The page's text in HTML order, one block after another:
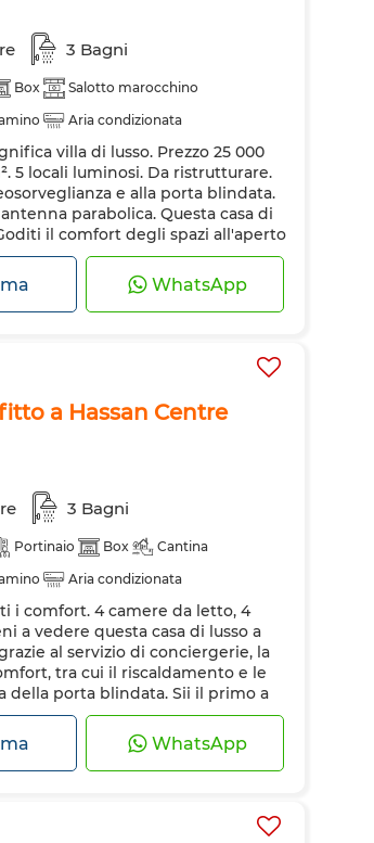
3 Bagni
Box
Salotto marocchino
Aria condizionata
animali domestici
villa di lusso. Prezzo 25 000
5 locali luminosi. Da ristrutturare.
e alla porta blindata.
parabolica. Questa casa di
il comfort degli spazi all'aperto
WhatsApp
a Hassan Centre
3 Bagni
Portinaio Box
Cantina
Aria condizionata
vetri
Porta rinforzata
animali domestici
i comfort. 4 camere da letto, 4
a vedere questa casa di lusso a
al servizio di conciergerie, la
tra cui il riscaldamento e le
della porta blindata. Sii il primo a
WhatsApp